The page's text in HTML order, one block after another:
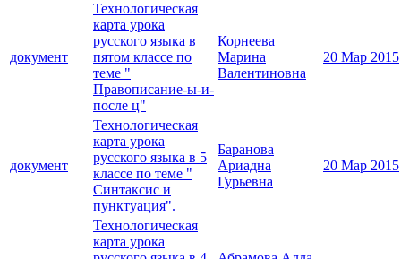
документ
Технологическая
карта урока
русского языка в
пятом классе по
теме "
Правописание-ы-и-
после ц"
Корнеева
Марина
Валентиновна
20 Мар 2015
документ
Технологическая
карта урока
русского языка в 5
классе по теме "
Синтаксис и
пунктуация".
Баранова
Ариадна
Гурьевна
20 Мар 2015
Технологическая
карта урока